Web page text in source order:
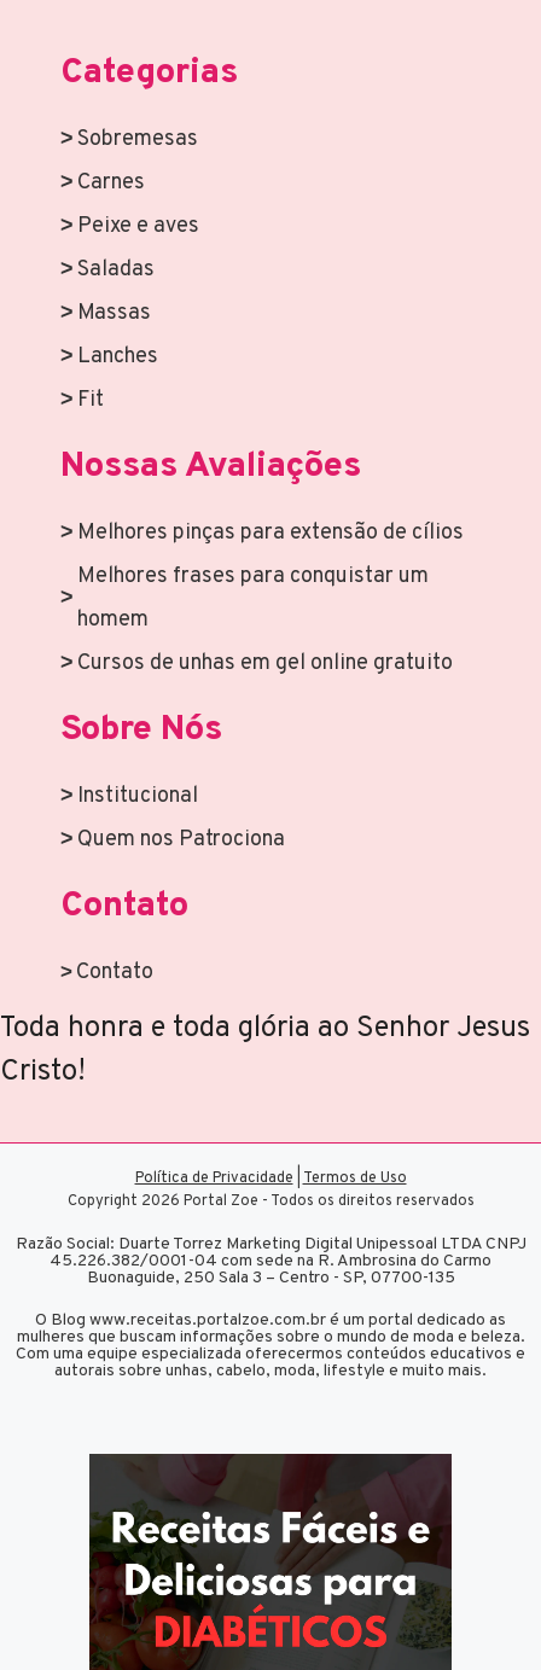
Categorias
Sobremesas
Carnes
Peixe e aves
Saladas
Massas
Lanches
Fit
Nossas Avaliações
Melhores pinças para extensão de cílios
Melhores frases para conquistar um
homem
Cursos de unhas em gel online gratuito
Sobre Nós
Institucional
Quem nos Patrociona
Contato
Contato
Toda honra e toda glória ao Senhor Jesus
Cristo!
Política de Privacidade
Termos de Uso
Copyright 2026 Portal Zoe - Todos os direitos reservados
Razão Social: Duarte Torrez Marketing Digital Unipessoal LTDA CNPJ
45.226.382/0001-04 com sede na R. Ambrosina do Carmo
Buonaguide, 250 Sala 3 – Centro - SP, 07700-135
O Blog www.receitas.portalzoe.com.br é um portal dedicado as
mulheres que buscam informações sobre o mundo de moda e beleza.
Com uma equipe especializada oferecermos conteúdos educativos e
autorais sobre unhas, cabelo, moda, lifestyle e muito mais.